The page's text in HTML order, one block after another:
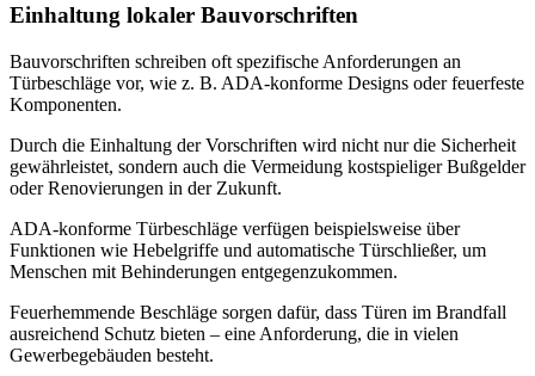
Einhaltung lokaler Bauvorschriften
Bauvorschriften schreiben oft spezifische Anforderungen an
Türbeschläge vor, wie z. B. ADA-konforme Designs oder feuerfeste
Komponenten.
Durch die Einhaltung der Vorschriften wird nicht nur die Sicherheit
gewährleistet, sondern auch die Vermeidung kostspieliger Bußgelder
oder Renovierungen in der Zukunft.
ADA-konforme Türbeschläge verfügen beispielsweise über
Funktionen wie Hebelgriffe und automatische Türschließer, um
Menschen mit Behinderungen entgegenzukommen.
Feuerhemmende Beschläge sorgen dafür, dass Türen im Brandfall
ausreichend Schutz bieten – eine Anforderung, die in vielen
Gewerbegebäuden besteht.